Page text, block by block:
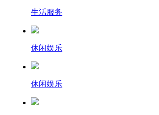
生活服务
休闲娱乐
休闲娱乐